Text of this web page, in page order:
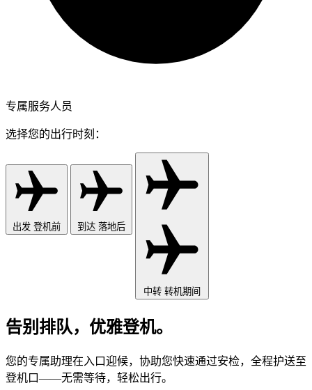
专属服务人员
选择您的出行时刻：
出发 登机前 到达 落地后
中转 转机期间
告别排队，优雅登机。
您的专属助理在入口迎候，协助您快速通过安检，全程护送至
登机口——无需等待，轻松出行。